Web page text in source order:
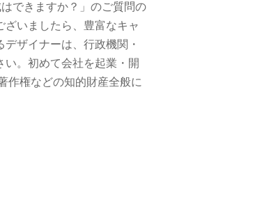
できますか？」のご質問の
いましたら、豊富なキャ
ザイナーは、行政機関・
。初めて会社を起業・開
作権などの知的財産全般に